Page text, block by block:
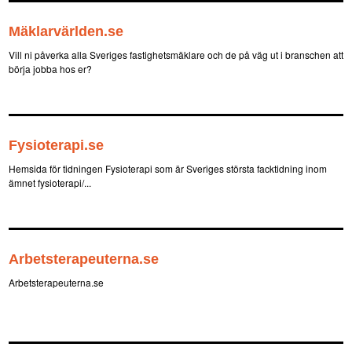
Mäklarvärlden.se
Vill ni påverka alla Sveriges fastighetsmäklare och de på väg ut i branschen att
börja jobba hos er?
Fysioterapi.se
Hemsida för tidningen Fysioterapi som är Sveriges största facktidning inom
ämnet fysioterapi/...
Arbetsterapeuterna.se
Arbetsterapeuterna.se